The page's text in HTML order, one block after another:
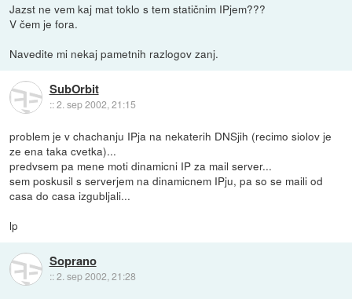
Jazst ne vem kaj mat toklo s tem statičnim IPjem???
V čem je fora.
Navedite mi nekaj pametnih razlogov zanj.
SubOrbit
::2. sep 2002, 21:15
problem je v chachanju IPja na nekaterih DNSjih (recimo siolov je
ze ena taka cvetka)...
predvsem pa mene moti dinamicni IP za mail server...
sem poskusil s serverjem na dinamicnem IPju, pa so se maili od
casa do casa izgubljali...
lp
Soprano
::2. sep 2002, 21:28